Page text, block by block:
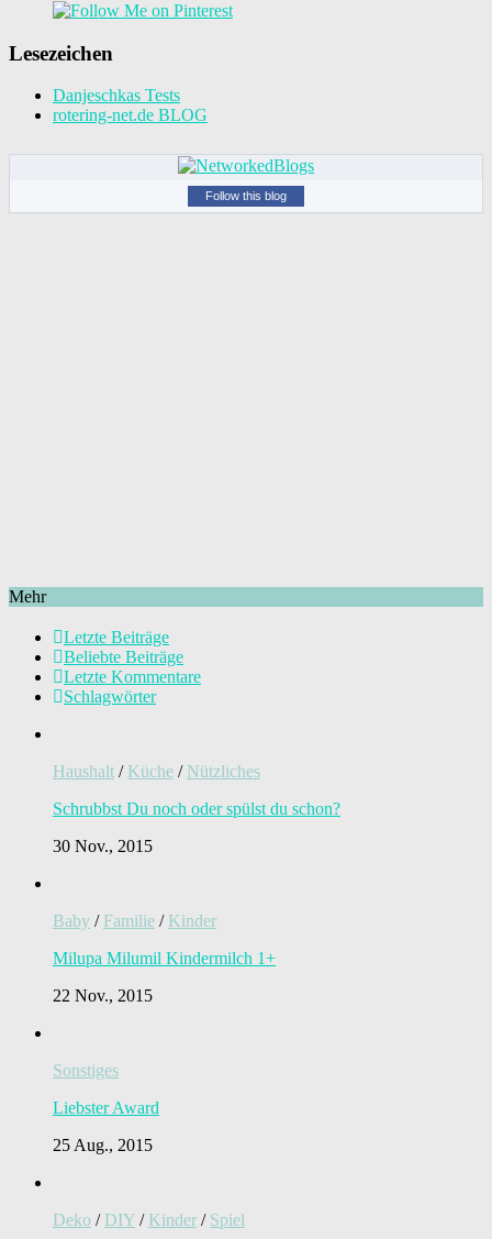
Lesezeichen
Danjeschkas Tests
rotering-net.de BLOG
Follow this blog
Mehr
Letzte Beiträge
Beliebte Beiträge
Letzte Kommentare
Schlagwörter
Haushalt / Küche / Nützliches
Schrubbst Du noch oder spülst du schon?
30 Nov., 2015
Baby / Familie / Kinder
Milupa Milumil Kindermilch 1+
22 Nov., 2015
Sonstiges
Liebster Award
25 Aug., 2015
Deko / DIY / Kinder / Spiel